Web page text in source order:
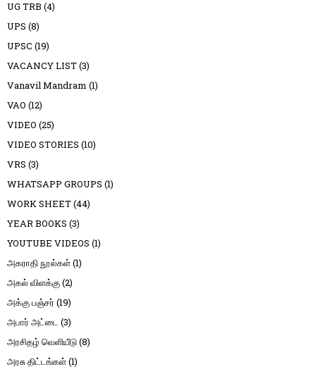
UG TRB (4)
UPS (8)
UPSC (19)
VACANCY LIST(3)
Vanavil Mandram (1)
VAO (12)
VIDEO (25)
VIDEO STORIES (10)
VRS (3)
WHATSAPP GROUPS (1)
WORK SHEET(44)
YEAR BOOKS (3)
YOUTUBE VIDEOS (1)
அகராதி நூல்கள்(1)
அகல் விளக்கு(2)
அக்கு பஞ்சர் (19)
அபார் அட்டை (3)
அரசிதழ் வெளியீடு(8)
அரசு திட்டங்கள்(1)